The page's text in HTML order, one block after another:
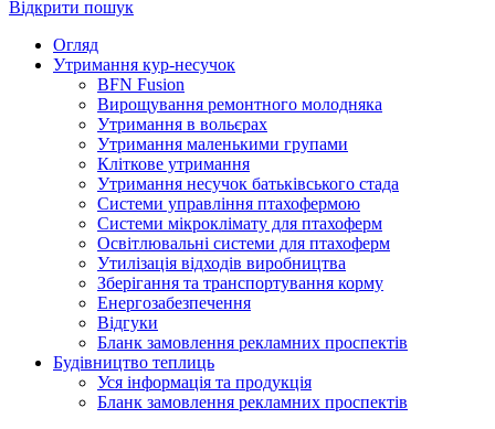
Відкрити пошук
Огляд
Утримання кур-несучок
BFN Fusion
Вирощування ремонтного молодняка
Утримання в вольєрах
Утримання маленькими групами
Кліткове утримання
Утримання несучок батьківського стада
Системи управління птахофермою
Системи мікроклімату для птахоферм
Освітлювальні системи для птахоферм
Утилізація відходів виробництва
Зберігання та транспортування корму
Енергозабезпечення
Відгуки
Бланк замовлення рекламних проспектів
Будівництво теплиць
Уся інформація та продукція
Бланк замовлення рекламних проспектів